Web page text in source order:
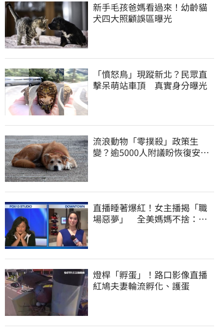
新手毛孩爸媽看過來！幼齡貓
犬四大照顧誤區曝光
「憤怒鳥」現蹤新北？民眾直
擊呆萌站車頂 真實身分曝光
流浪動物「零撲殺」政策生
變？逾5000人附議盼恢復安樂
直播睡著爆紅！女主播揭「職
場惡夢」 全美媽媽不捨：大
燈桿「孵蛋」！路口影像直播
紅鳩夫妻輪流孵化、護蛋